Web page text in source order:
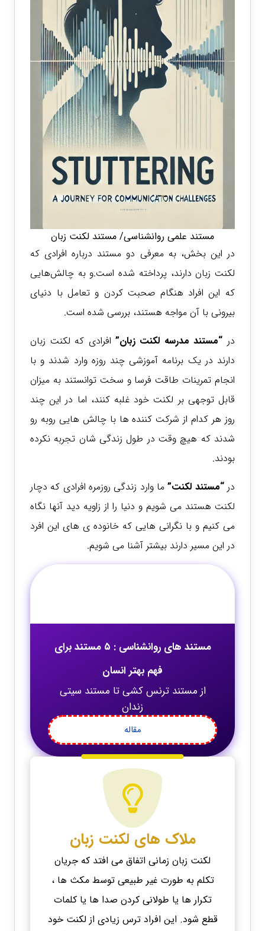
مستند علمی روانشناسی/ مستند لکنت زبان
در این بخش، به معرفی دو مستند درباره افرادی که
لکنت زبان دارند، پرداخته شده است.و به چالش‌هایی
که این افراد هنگام صحبت کردن و تعامل با دنیای
بیرونی با آن مواجه هستند، بررسی شده است.
در “مستند مدرسه لکنت زبان”افرادی که لکنت زبان
دارند در یک برنامه آموزشی چند روزه وارد شدند و با
انجام تمرینات طاقت فرسا و سخت توانستند به میزان
قابل توجهی بر لکنت خود غلبه کنند، اما در این چند
روز هر کدام از شرکت کننده ها با چالش هایی روبه رو
شدند که هیچ وقت در طول زندگی شان تجربه نکرده
بودند.
در“مستند لکنت”ما وارد زندگی روزمره افرادی که دچار
لکنت هستند می شویم و دنیا را از زاویه دید آنها نگاه
می کنیم و با نگرانی هایی که خانوده ی های این افرد
در این مسیر دارند بیشتر آشنا می شویم.
مستند های روانشناسی : ۵ مستند برای
فهم بهتر انسان
از مستند ترنس کشی تا مستند سیتی
زندان
مقاله
ملاک های لکنت زبان
لکنت زبان زمانی اتفاق می افتد که جریان
تکلم به طورت غیر طبیعی توسط مکث ها ،
تکرار ها یا طولانی کردن صدا ها یا کلمات
قطع شود. این افراد ترس زیادی از لکنت خود